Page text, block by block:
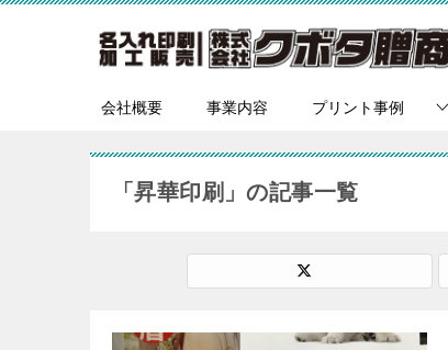
会社概要 事業内容 プリント事例
「昇華印刷」の記事一覧